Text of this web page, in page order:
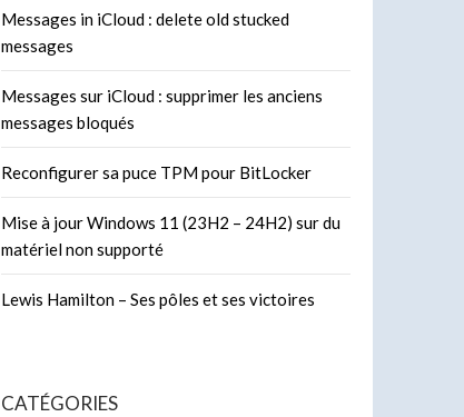
Messages in iCloud : delete old stucked
messages
Messages sur iCloud : supprimer les anciens
messages bloqués
Reconfigurer sa puce TPM pour BitLocker
Mise à jour Windows 11 (23H2 – 24H2) sur du
matériel non supporté
Lewis Hamilton – Ses pôles et ses victoires
CATÉGORIES